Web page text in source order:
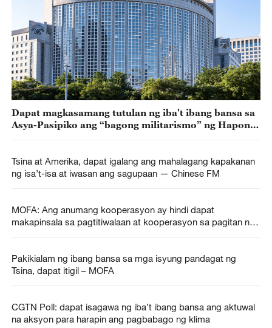
Dapat magkasamang tutulan ng iba't ibang bansa sa
Asya-Pasipiko ang “bagong militarismo” ng Hapon
Tsina at Amerika, dapat igalang ang mahalagang kapakanan
ng isa’t-isa at iwasan ang sagupaan — Chinese FM
MOFA: Ang anumang kooperasyon ay hindi dapat
makapinsala sa pagtitiwalaan at kooperasyon sa pagitan ng
Pakikialam ng ibang bansa sa mga isyung pandagat ng
Tsina, dapat itigil – MOFA
CGTN Poll: dapat isagawa ng iba’t ibang bansa ang aktuwal
na aksyon para harapin ang pagbabago ng klima